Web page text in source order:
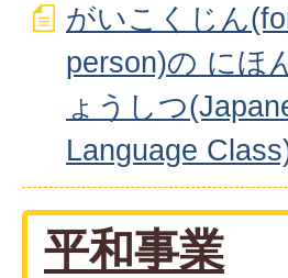
がいこくじん
person)の にほ
ょうしつ
Language
平和事業